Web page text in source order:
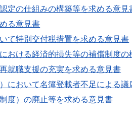
定の仕組みの構築等を求める意見
る意見書
て特別交付税措置を求める意見書
おける経済的損失等の補償制度
就職支援の充実を求める意見書
において名簿登載者不足による
度）の廃止等を求める意見書